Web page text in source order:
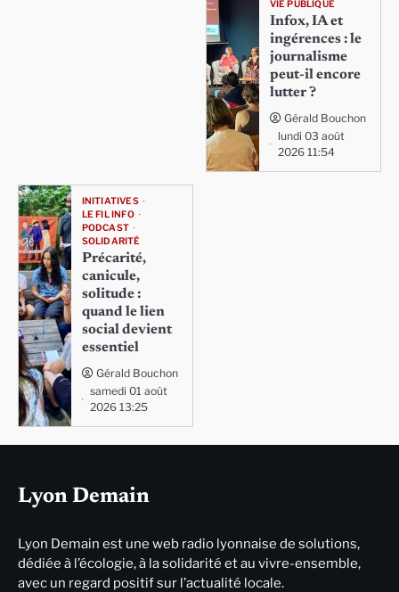
VIE PUBLIQUE
Infox, IA et
ingérences : le
journalisme
peut-il encore
lutter ?
Gérald Bouchon
lundi 03 août
2026 11:54
INITIATIVES
LE FIL INFO
PODCAST
SOLIDARITÉ
Précarité,
canicule,
solitude :
quand le lien
social devient
essentiel
Gérald Bouchon
samedi 01 août
2026 13:25
Lyon Demain
Lyon Demain est une web radio lyonnaise de solutions,
dédiée à l’écologie, à la solidarité et au vivre-ensemble,
avec un regard positif sur l’actualité locale.